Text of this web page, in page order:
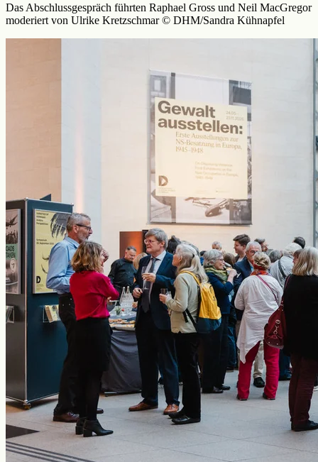
Das Abschlussgespräch führten Raphael Gross und Neil MacGregor
moderiert von Ulrike Kretzschmar © DHM/Sandra Kühnapfel